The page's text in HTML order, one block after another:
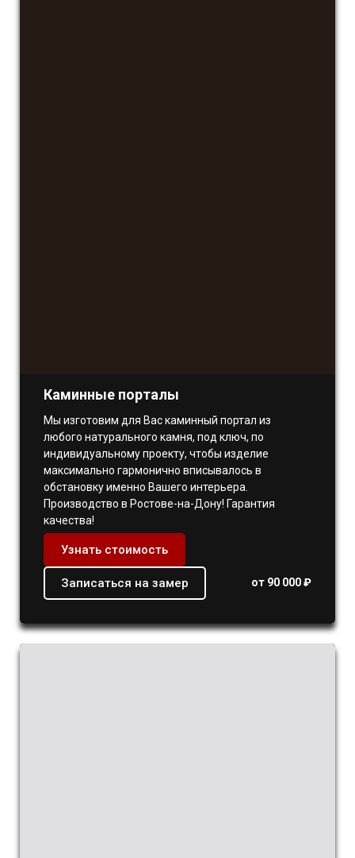
Каминные порталы
Мы изготовим для Вас каминный портал из
любого натурального камня, под ключ, по
индивидуальному проекту, чтобы изделие
максимально гармонично вписывалось в
обстановку именно Вашего интерьера.
Производство в Ростове-на-Дону! Гарантия
качества!
Узнать стоимость
Записаться на замер от 90 000 ₽